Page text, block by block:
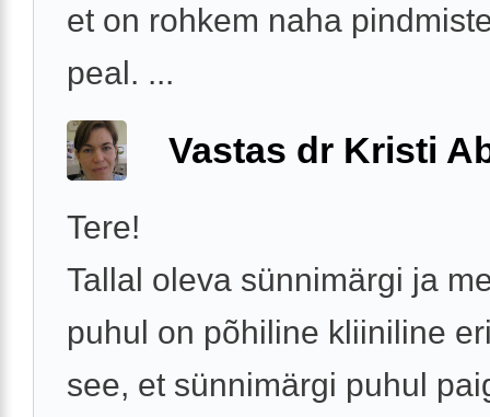
et on rohkem naha
peal. ...
Vastas dr Kristi
Tere!
Tallal oleva sünnimärgi ja
puhul on põhiline kliiniline
see, et sünnimärgi puhul